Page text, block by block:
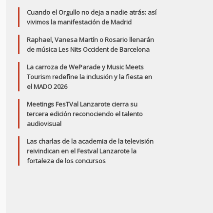
Cuando el Orgullo no deja a nadie atrás: así
vivimos la manifestación de Madrid
Raphael, Vanesa Martín o Rosario llenarán
de música Les Nits Occident de Barcelona
La carroza de WeParade y Music Meets
Tourism redefine la inclusión y la fiesta en
el MADO 2026
Meetings FesTVal Lanzarote cierra su
tercera edición reconociendo el talento
audiovisual
Las charlas de la academia de la televisión
reivindican en el Festval Lanzarote la
fortaleza de los concursos